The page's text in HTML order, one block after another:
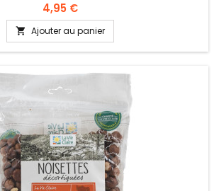
4,95 €
 Ajouter au panier